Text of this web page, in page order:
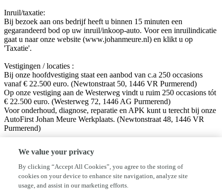
Inruil/taxatie:
Bij bezoek aan ons bedrijf heeft u binnen 15 minuten een
gegarandeerd bod op uw inruil/inkoop-auto. Voor een inruilindicatie
gaat u naar onze website (www.johanmeure.nl) en klikt u op
'Taxatie'.
Vestigingen / locaties :
Bij onze hoofdvestiging staat een aanbod van c.a 250 occasions
vanaf € 22.500 euro. (Newtonstraat 50, 1446 VR Purmerend)
Op onze vestiging aan de Westerweg vindt u ruim 250 occasions tót
€ 22.500 euro. (Westerweg 72, 1446 AG Purmerend)
Voor onderhoud, diagnose, reparatie en APK kunt u terecht bij onze
AutoFirst Johan Meure Werkplaats. (Newtonstraat 48, 1446 VR
Purmerend)
Facebook: Autobedrijf Johan Meure
Instagram: @autobedrijfjohanmeure
We value your privacy
By clicking “Accept All Cookies”, you agree to the storing of
cookies on your device to enhance site navigation, analyze site
usage, and assist in our marketing efforts.